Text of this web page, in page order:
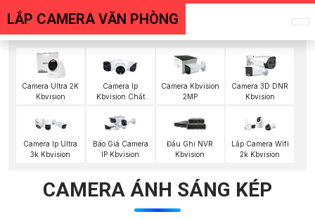
LẮP CAMERA VĂN PHÒNG
Camera Ultra 2K
Kbvision
Camera Ip
Kbvision Chất
Camera Kbvision
2MP
Camera 3D DNR
Kbvision
Camera Ip Ultra
3k Kbvision
Báo Giá Camera
IP Kbvision
Đầu Ghi NVR
Kbvision
Lắp Camera Wifi
2k Kbvision
CAMERA ÁNH SÁNG KÉP